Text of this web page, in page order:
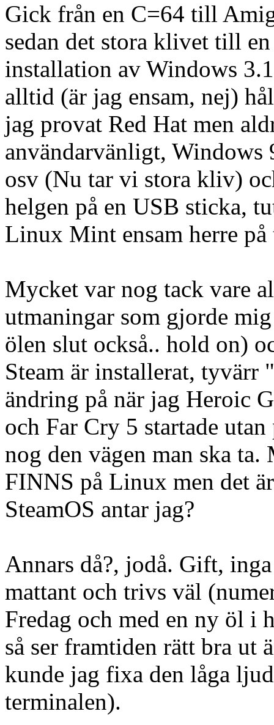
Gick från en C=64 till
sedan det stora klivet till
installation av Windows
alltid (är jag ensam, nej)
jag provat Red Hat men
användarvänligt,
osv (Nu tar vi stora kliv)
helgen på en USB sticka,
Linux Mint ensam herre på
Mycket var nog tack vare
utmaningar som gjorde
ölen slut också.. hold on)
Steam är installerat,
ändring på när jag Heroic
och Far Cry 5 startade
nog den vägen man ska ta.
FINNS på Linux men det
SteamOS antar jag?
Annars då?, jodå. Gift,
mattant och trivs väl
Fredag och med en ny öl i
så ser framtiden rätt bra ut
kunde jag fixa den låga
terminalen).